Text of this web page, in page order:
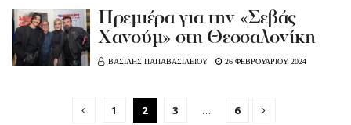
Πρεμιέρα για την «Σεβάς
Χανούμ» στη Θεσσαλονίκη
ΒΑΣΙΛΗΣ ΠΑΠΑΒΑΣΙΛΕΙΟΥ 26 ΦΕΒΡΟΥΑΡΙΟΥ 2024
1 2 3 … 6